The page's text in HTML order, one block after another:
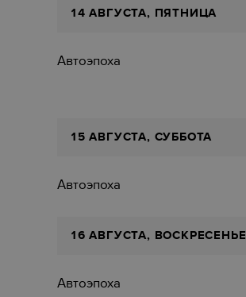
14 АВГУСТА, ПЯТНИЦА
Автоэпоха
15 АВГУСТА, СУББОТА
Автоэпоха
16 АВГУСТА, ВОСКРЕСЕНЬЕ
Автоэпоха